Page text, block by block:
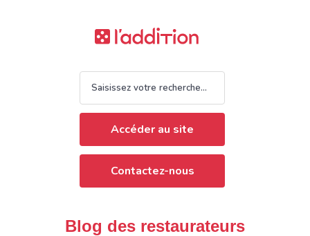
Accéder au site
Contactez-nous
Blog des restaurateurs